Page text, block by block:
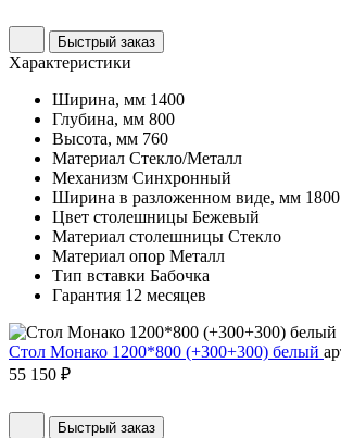
Быстрый заказ
Характеристики
Ширина, мм 1400
Глубина, мм 800
Высота, мм 760
Материал Стекло/Металл
Механизм Синхронный
Ширина в разложенном виде, мм 1800
Цвет столешницы Бежевый
Материал столешницы Стекло
Материал опор Металл
Тип вставки Бабочка
Гарантия 12 месяцев
Стол Монако 1200*800 (+300+300) белый
55 150 ₽
Быстрый заказ